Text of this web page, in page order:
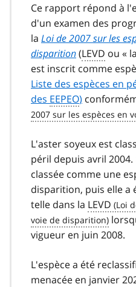
Ce rapport répond à
d'un examen des
la Loi de 2007 sur les
disparition(LEVD ou «
est inscrit comme
Liste des espèces en
des EEPEO)
L'aster soyeux est
péril depuis avril
classée comme une
disparition, puis elle a
telle dans la LEVD
vigueur en juin 2008.
L'espèce a été
menacée en janvier